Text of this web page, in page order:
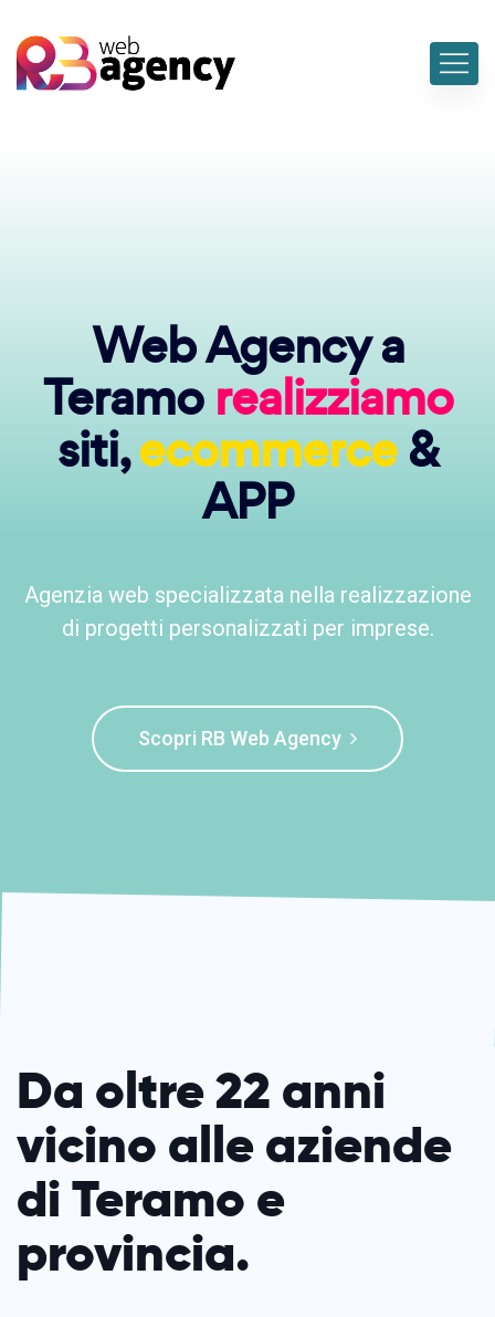
Web Agency a
Teramo realizziamo
siti,ecommerce&
APP
Agenzia web specializzata nella realizzazione
di progetti personalizzati per imprese.
Scopri RB Web Agency
Da oltre 22 anni
vicino alle aziende
di Teramo e
provincia.